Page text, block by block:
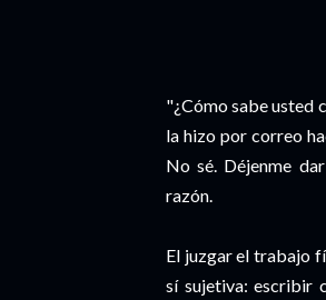
"¿Cómo sabe usted
la hizo por correo
No sé. Déjenme
razón.
El juzgar el trabajo
sí sujetiva: escribir